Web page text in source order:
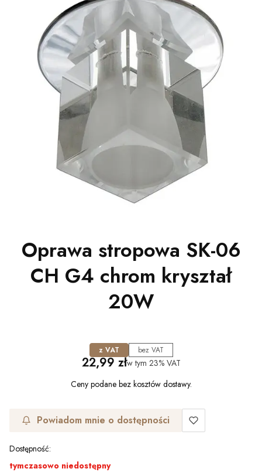
Oprawa stropowa SK-06
CH G4 chrom kryształ
20W
z VAT bez VAT
Cena
22,99 złw tym 23% VAT
Ceny podane bez kosztów dostawy.
Powiadom mnie o dostępności
Dostępność:
tymczasowo niedostępny